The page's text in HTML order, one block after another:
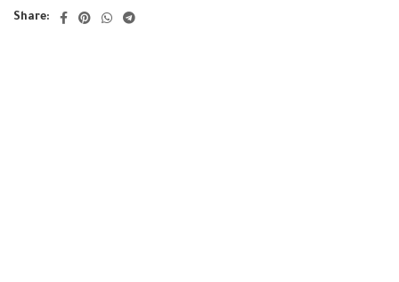
Share: